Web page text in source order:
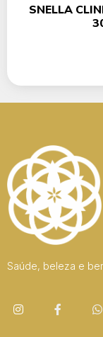
SNELLA
Saúde, beleza e